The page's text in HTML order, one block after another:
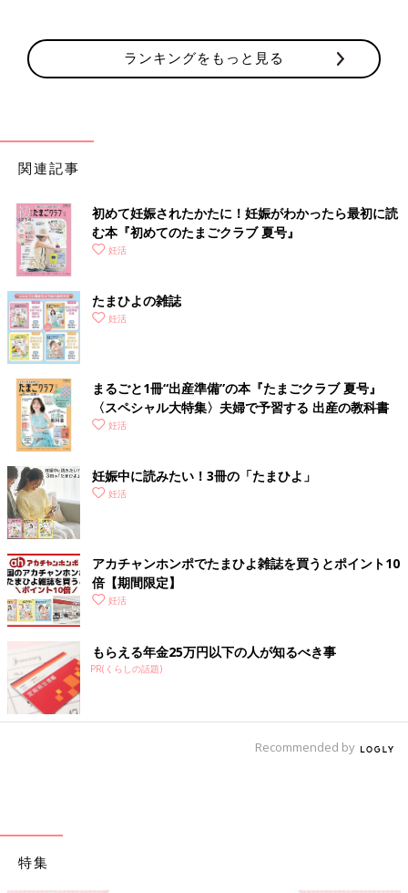
ランキングをもっと見る
関連記事
初めて妊娠されたかたに！妊娠がわかったら最初に読
む本『初めてのたまごクラブ 夏号』
妊活
たまひよの雑誌
妊活
まるごと1冊“出産準備”の本『たまごクラブ 夏号』
〈スペシャル大特集〉夫婦で予習する 出産の教科書
妊活
妊娠中に読みたい！3冊の「たまひよ」
妊活
アカチャンホンポでたまひよ雑誌を買うとポイント10
倍【期間限定】
妊活
もらえる年金25万円以下の人が知るべき事
PR(くらしの話題)
Recommended by
特集